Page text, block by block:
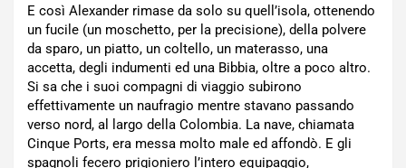
E così Alexander rimase da solo su quell’isola, ottenendo
un fucile (un moschetto, per la precisione), della polvere
da sparo, un piatto, un coltello, un materasso, una
accetta, degli indumenti ed una Bibbia, oltre a poco altro.
Si sa che i suoi compagni di viaggio subirono
effettivamente un naufragio mentre stavano passando
verso nord, al largo della Colombia. La nave, chiamata
Cinque Ports, era messa molto male ed affondò. E gli
spagnoli fecero prigioniero l’intero equipaggio,